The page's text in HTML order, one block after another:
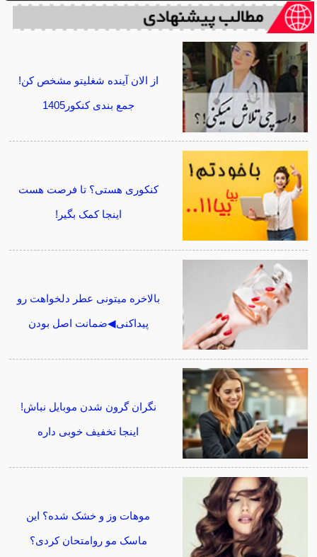
از الان آینده شغلیتو مشخص کن!
جمع بندی کنکور1405
کنکوری هستی؟ تا فرصت هست
اینجا کمک بگیر!
بالاخره میتونی عطر دلخواهت رو
پیداکنی◀ضمانت اصل بودن
نگران گرون شدن موبایل نباش!
اینجا تخفیف خوبی داره
موهات وز و خشک شده؟ این
ماسک مو روامتحان کردی؟